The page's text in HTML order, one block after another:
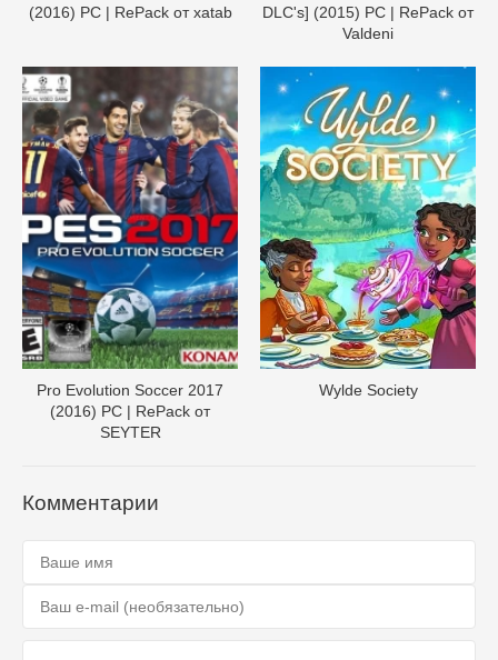
(2016) PC | RePack от xatab
DLC's] (2015) PC | RePack от
Valdeni
Pro Evolution Soccer 2017
(2016) PC | RePack от
SEYTER
Wylde Society
Комментарии